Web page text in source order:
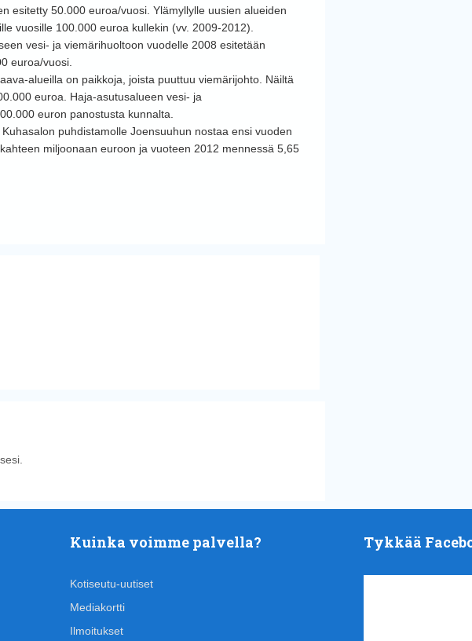
esitetty 50.000 euroa/vuosi. Ylämyllylle uusien alueiden
vuosille 100.000 euroa kullekin (vv. 2009-2012).
vesi- ja viemärihuoltoon vuodelle 2008 esitetään
euroa/vuosi.
alueilla on paikkoja, joista puuttuu viemärijohto. Näiltä
euroa. Haja-asutusalueen vesi- ja
euron panostusta kunnalta.
puhdistamolle Joensuuhun nostaa ensi vuoden
miljoonaan euroon ja vuoteen 2012 mennessä 5,65
Kuinka voimme palvella?
Kotiseutu-uutiset
Mediakortti
Ilmoitukset
Tykkää